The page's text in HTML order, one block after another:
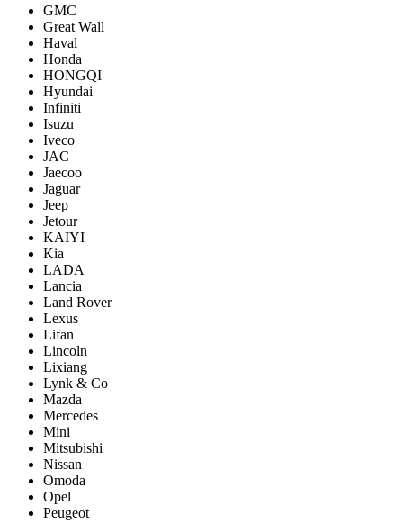
GMC
Great Wall
Haval
Honda
HONGQI
Hyundai
Infiniti
Isuzu
Iveco
JAC
Jaecoo
Jaguar
Jeep
Jetour
KAIYI
Kia
LADA
Lancia
Land Rover
Lexus
Lifan
Lincoln
Lixiang
Lynk & Co
Mazda
Mercedes
Mini
Mitsubishi
Nissan
Omoda
Opel
Peugeot